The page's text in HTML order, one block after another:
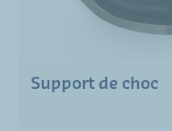
Support de choc